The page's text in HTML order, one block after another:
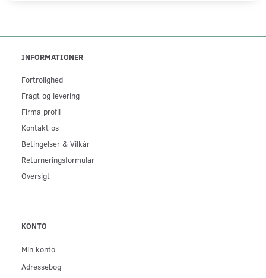
INFORMATIONER
Fortrolighed
Fragt og levering
Firma profil
Kontakt os
Betingelser & Vilkår
Returneringsformular
Oversigt
KONTO
Min konto
Adressebog